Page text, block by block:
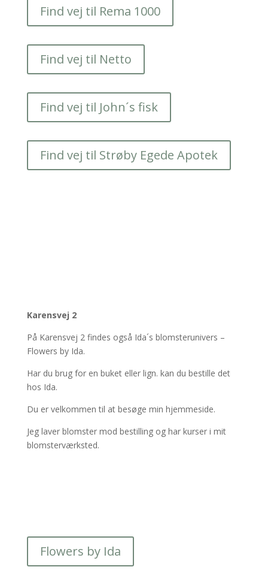
Find vej til Rema 1000
Find vej til Netto
Find vej til John´s fisk
Find vej til Strøby Egede Apotek
Karensvej 2
På Karensvej 2 findes også Ida´s blomsterunivers –
Flowers by Ida.
Har du brug for en buket eller lign. kan du bestille det
hos Ida.
Du er velkommen til at besøge min hjemmeside.
Jeg laver blomster mod bestilling og har kurser i mit
blomsterværksted.
Flowers by Ida